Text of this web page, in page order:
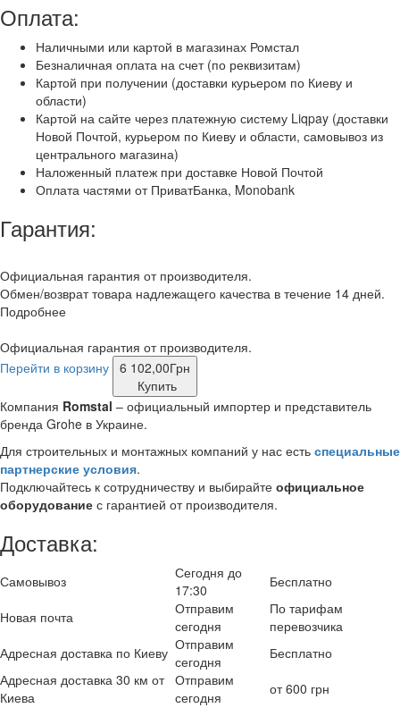
Оплата:
Наличными или картой в магазинах Ромстал
Безналичная оплата на счет (по реквизитам)
Картой при получении (доставки курьером по Киеву и
области)
Картой на сайте через платежную систему Liqpay (доставки
Новой Почтой, курьером по Киеву и области, самовывоз из
центрального магазина)
Наложенный платеж при доставке Новой Почтой
Оплата частями от ПриватБанка, Monobank
Гарантия:
Официальная гарантия от производителя.
Обмен/возврат товара надлежащего качества в течение 14 дней.
Подробнее
Официальная гарантия от производителя.
Перейти в корзину 6 102,00Грн
Купить
Компания Romstal – официальный импортер и представитель
бренда Grohe в Украине.
Для строительных и монтажных компаний у нас есть специальные
партнерские условия.
Подключайтесь к сотрудничеству и выбирайте официальное
оборудование с гарантией от производителя.
Доставка:
Самовывоз
Сегодня до
17:30
Бесплатно
Новая почта
Отправим
сегодня
По тарифам
перевозчика
Адресная доставка по Киеву Отправим
сегодня
Бесплатно
Адресная доставка 30 км от
Киева
Отправим
сегодня
от 600 грн